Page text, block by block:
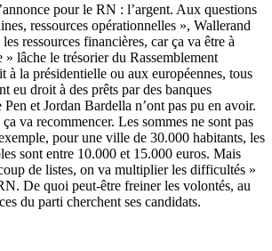
pour le RN : l’argent. Aux questions
ressources opérationnelles », Wallerand
ressources financières, car ça va être à
lâche le trésorier du Rassemblement
à la présidentielle ou aux européennes, tous
eu droit à des prêts par des banques
et Jordan Bardella n’ont pas pu en avoir.
va recommencer. Les sommes ne sont pas
pour une ville de 30.000 habitants, les
sont entre 10.000 et 15.000 euros. Mais
de listes, on va multiplier les difficultés »
De quoi peut-être freiner les volontés, au
du parti cherchent ses candidats.